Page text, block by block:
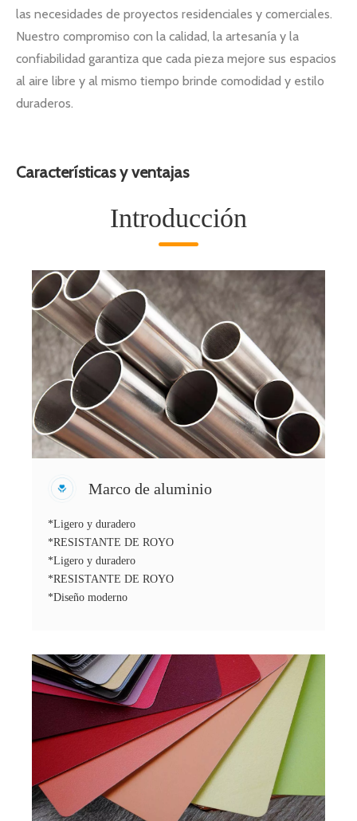
las necesidades de proyectos residenciales y comerciales.
Nuestro compromiso con la calidad, la artesanía y la
confiabilidad garantiza que cada pieza mejore sus espacios
al aire libre y al mismo tiempo brinde comodidad y estilo
duraderos.
Características y ventajas
Introducción
Marco de aluminio
*Ligero y duradero
*RESISTANTE DE ROYO
*Ligero y duradero
*RESISTANTE DE ROYO
*Diseño moderno